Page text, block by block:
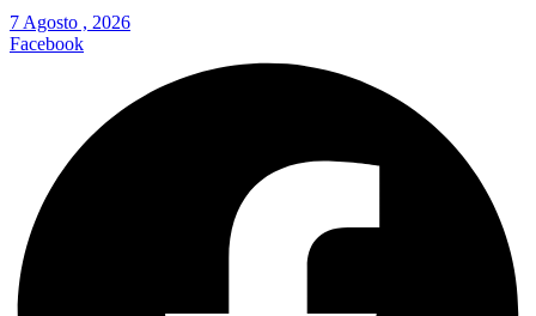
7 Agosto , 2026
Facebook